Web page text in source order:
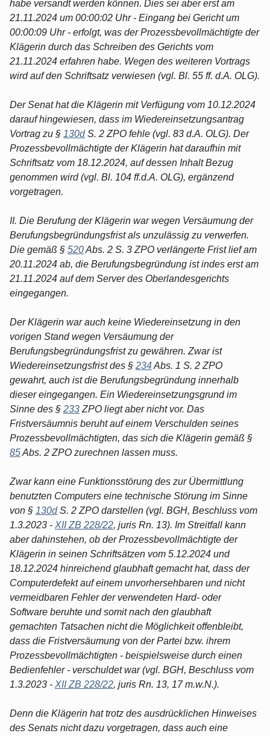
habe versandt werden können. Dies sei aber erst am
21.11.2024 um 00:00:02 Uhr - Eingang bei Gericht um
00:00:09 Uhr - erfolgt, was der Prozessbevollmächtigte der
Klägerin durch das Schreiben des Gerichts vom
21.11.2024 erfahren habe. Wegen des weiteren Vortrags
wird auf den Schriftsatz verwiesen (vgl. Bl. 55 ff. d.A. OLG).
Der Senat hat die Klägerin mit Verfügung vom 10.12.2024
darauf hingewiesen, dass im Wiedereinsetzungsantrag
Vortrag zu § 130dS. 2 ZPO fehle (vgl. 83 d.A. OLG). Der
Prozessbevollmächtigte der Klägerin hat daraufhin mit
Schriftsatz vom 18.12.2024, auf dessen Inhalt Bezug
genommen wird (vgl. Bl. 104 ff.d.A. OLG), ergänzend
vorgetragen.
II. Die Berufung der Klägerin war wegen Versäumung der
Berufungsbegründungsfrist als unzulässig zu verwerfen.
Die gemäß § 520Abs. 2 S. 3 ZPO verlängerte Frist lief am
20.11.2024 ab, die Berufungsbegründung ist indes erst am
21.11.2024 auf dem Server des Oberlandesgerichts
eingegangen.
Der Klägerin war auch keine Wiedereinsetzung in den
vorigen Stand wegen Versäumung der
Berufungsbegründungsfrist zu gewähren. Zwar ist
Wiedereinsetzungsfrist des § 234Abs. 1 S. 2 ZPO
gewahrt, auch ist die Berufungsbegründung innerhalb
dieser eingegangen. Ein Wiedereinsetzungsgrund im
Sinne des § 233 ZPO liegt aber nicht vor. Das
Fristversäumnis beruht auf einem Verschulden seines
Prozessbevollmächtigten, das sich die Klägerin gemäß §
85Abs. 2 ZPO zurechnen lassen muss.
Zwar kann eine Funktionsstörung des zur Übermittlung
benutzten Computers eine technische Störung im Sinne
von § 130dS. 2 ZPO darstellen (vgl. BGH, Beschluss vom
1.3.2023 - XII ZB 228/22, juris Rn. 13). Im Streitfall kann
aber dahinstehen, ob der Prozessbevollmächtigte der
Klägerin in seinen Schriftsätzen vom 5.12.2024 und
18.12.2024 hinreichend glaubhaft gemacht hat, dass der
Computerdefekt auf einem unvorhersehbaren und nicht
vermeidbaren Fehler der verwendeten Hard- oder
Software beruhte und somit nach den glaubhaft
gemachten Tatsachen nicht die Möglichkeit offenbleibt,
dass die Fristversäumung von der Partei bzw. ihrem
Prozessbevollmächtigten - beispielsweise durch einen
Bedienfehler - verschuldet war (vgl. BGH, Beschluss vom
1.3.2023 - XII ZB 228/22, juris Rn. 13, 17 m.w.N.).
Denn die Klägerin hat trotz des ausdrücklichen Hinweises
des Senats nicht dazu vorgetragen, dass auch eine